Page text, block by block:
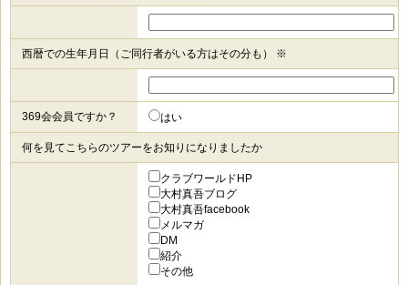
西暦での生年月日（ご同行者がいる方はその分も） ※
369会会員ですか？ はい
何を見てこちらのツアーをお知りになりましたか
クラブワールドHP
大村真吾ブログ
大村真吾facebook
メルマガ
DM
紹介
その他